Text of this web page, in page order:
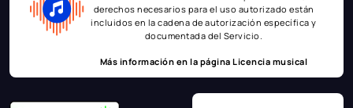
derechos necesarios para el uso autorizado están
incluidos en la cadena de autorización específica y
documentada del Servicio.
Más información en la páginaLicencia musical